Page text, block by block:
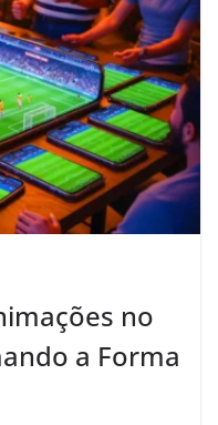
no
a Forma